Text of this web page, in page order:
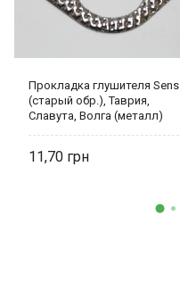
Прокладка глушителя Sens
(старый обр.), Таврия,
Славута, Волга (металл)
11,70